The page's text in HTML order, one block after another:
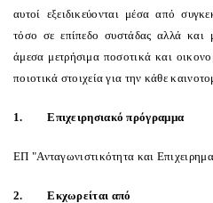
αυτοί εξειδικεύονται μέσα από
τόσο σε επίπεδο συστάδας αλλά
άμεσα μετρήσιμα ποσοτικά και
ποιοτικά στοιχεία για την κάθε
1. Επιχειρησιακό πρόγραμμα
ΕΠ "Ανταγωνιστικότητα και
2. Εκχωρείται από